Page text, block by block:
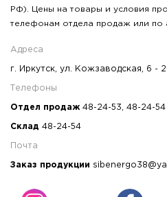
РФ). Цены на товары и условия
телефонам отдела продаж или по
Адреса
г. Иркутск, ул. Кожзаводская, 6 -
Телефоны
Отдел продаж 48-24-53, 48-24-54
Склад 48-24-54
Почта
Заказ продукции